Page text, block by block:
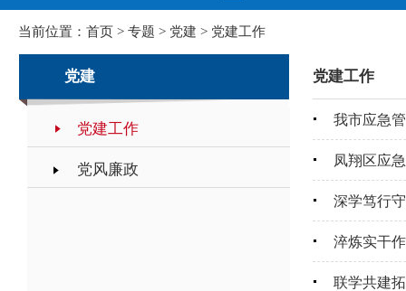
当前位置： 首页 > 专题 > 党建 > 党建工作
党建
党建工作
党风廉政
党建工作
我市应急
凤翔区应
深学笃行
淬炼实干
联学共建